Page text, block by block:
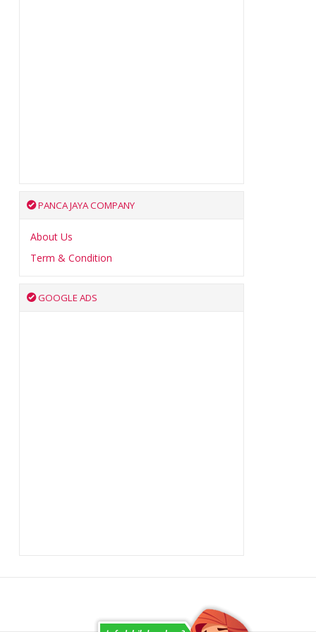
PANCA JAYA COMPANY
About Us
Term & Condition
GOOGLE ADS